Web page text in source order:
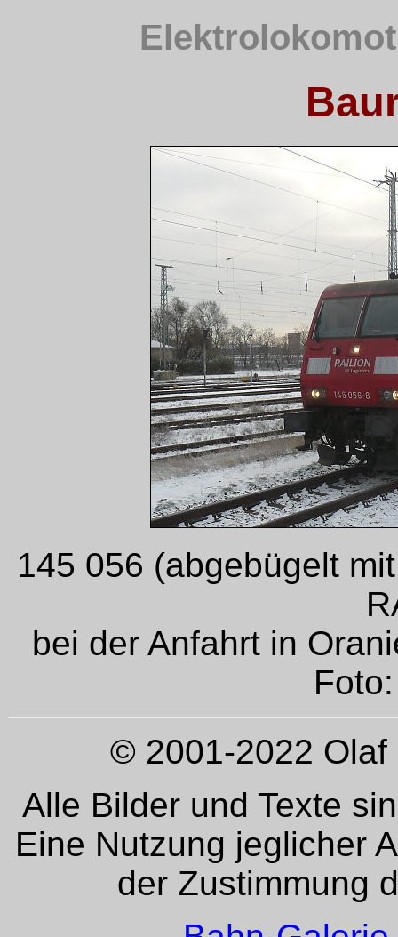
145 056 (abgebügelt
bei der Anfahrt in
© 2001-2022 Olaf
Alle Bilder und Texte
Eine Nutzung jeglicher
der Zustimmung